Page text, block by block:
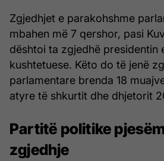
Zgjedhjet e parakohshme
mbahen më 7 qershor, pasi
dështoi ta zgjedhë presidentin
kushtetuese. Këto do të jenë
parlamentare brenda 18
atyre të shkurtit dhe dhjetorit
Partitë politike
zgjedhje